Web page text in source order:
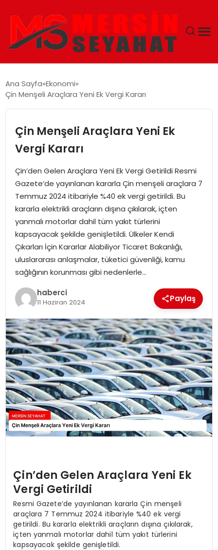
EKONOMI
EĞITIM
TEKNOLOJI
GÜNCEL
Ana Sayfa Ekonomi
Çin Menşeli Araçlara Yeni Ek Vergi Kararı
Çin Menşeli Araçlara Yeni Ek
Vergi Kararı
Çin’den Gelen Araçlara Yeni Ek Vergi Getirildi Resmi
Gazete’de yayınlanan kararla Çin menşeli araçlara 7
Temmuz 2024 itibariyle %40 ek vergi getirildi. Bu
kararla elektrikli araçların dışına çıkılarak, içten
yanmalı motorlar dahil tüm yakıt türlerini
kapsayacak şekilde genişletildi. Ülkeler Kendi
Çıkarları İçin Kararlar Alabiliyor Ticaret Bakanlığı,
uluslararası anlaşmalar, tüketici güvenliği, kamu
sağlığının korunması gibi nedenlerle…
haberci
11 Haziran 2024 Paylaş
Çin’den Gelen Araçlara Yeni Ek
Vergi Getirildi
Resmi Gazete’de yayınlanan kararla Çin menşeli
araçlara 7 Temmuz 2024 itibariyle %40 ek vergi
getirildi. Bu kararla elektrikli araçların dışına çıkılarak,
içten yanmalı motorlar dahil tüm yakıt türlerini
kapsayacak şekilde genişletildi.